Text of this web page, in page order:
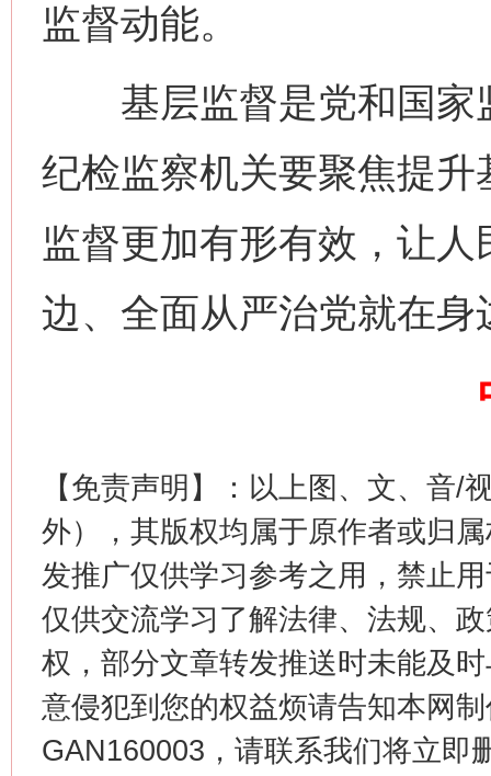
监督动能。
基层监督是党和国家
纪检监察机关要聚焦提
监督更加有形有效，让
边、全面从严治党就在身
【免责声明】：以上图、文、音/
外），其版权均属于原作者或归
发推广仅供学习参考之用，禁止
仅供交流学习了解法律、法规、
权，部分文章转发推送时未能及
意侵犯到您的权益烦请告知本网
GAN160003，请联系我们将立即
这是一记警钟！ 谢
今